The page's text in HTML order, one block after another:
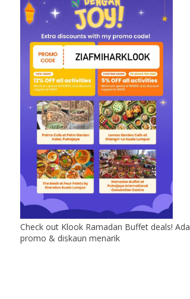
Check out Klook Ramadan Buffet deals! Ada
promo & diskaun menarik